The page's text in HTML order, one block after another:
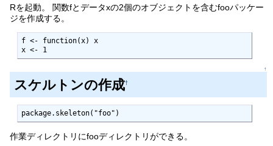
Rを起動。 関数fとデータxの2個のオブジェクトを含むfooパッケー
ジを作成する。
f <- function(x) x
x <- 1
↑
スケルトンの作成†
package.skeleton("foo")
作業ディレクトリにfooディレクトリができる。